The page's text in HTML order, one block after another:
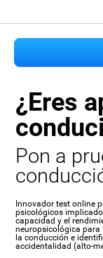
¿Eres
Pon a
Innovador test online
psicológicos
capacidad y el
neuropsicológica para
la conducción e
accidentalidad (alto-